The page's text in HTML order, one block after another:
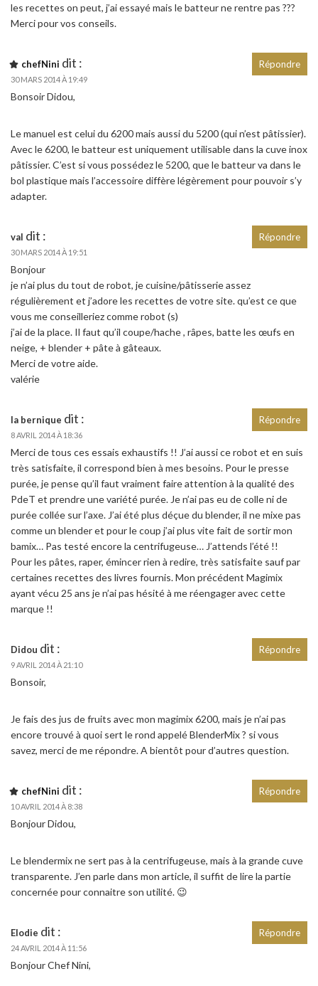
les recettes on peut, j’ai essayé mais le batteur ne rentre pas ???
Merci pour vos conseils.
chefNini dit :
30 MARS 2014 À 19:49
Bonsoir Didou,
Le manuel est celui du 6200 mais aussi du 5200 (qui n’est pâtissier).
Avec le 6200, le batteur est uniquement utilisable dans la cuve inox
pâtissier. C’est si vous possédez le 5200, que le batteur va dans le
bol plastique mais l’accessoire diffère légèrement pour pouvoir s’y
adapter.
Répondre
val dit :
30 MARS 2014 À 19:51
Bonjour
je n’ai plus du tout de robot, je cuisine/pâtisserie assez
régulièrement et j’adore les recettes de votre site. qu’est ce que
vous me conseilleriez comme robot (s)
j’ai de la place. Il faut qu’il coupe/hache , râpes, batte les œufs en
neige, + blender + pâte à gâteaux.
Merci de votre aide.
valérie
Répondre
la bernique dit :
8 AVRIL 2014 À 18:36
Merci de tous ces essais exhaustifs !! J’ai aussi ce robot et en suis
très satisfaite, il correspond bien à mes besoins. Pour le presse
purée, je pense qu’il faut vraiment faire attention à la qualité des
PdeT et prendre une variété purée. Je n’ai pas eu de colle ni de
purée collée sur l’axe. J’ai été plus déçue du blender, il ne mixe pas
comme un blender et pour le coup j’ai plus vite fait de sortir mon
bamix… Pas testé encore la centrifugeuse… J’attends l’été !!
Pour les pâtes, raper, émincer rien à redire, très satisfaite sauf par
certaines recettes des livres fournis. Mon précédent Magimix
ayant vécu 25 ans je n’ai pas hésité à me réengager avec cette
marque !!
Répondre
Didou dit :
9 AVRIL 2014 À 21:10
Bonsoir,
Je fais des jus de fruits avec mon magimix 6200, mais je n’ai pas
encore trouvé à quoi sert le rond appelé BlenderMix ? si vous
savez, merci de me répondre. A bientôt pour d’autres question.
Répondre
chefNini dit :
10 AVRIL 2014 À 8:38
Bonjour Didou,
Le blendermix ne sert pas à la centrifugeuse, mais à la grande cuve
transparente. J’en parle dans mon article, il suffit de lire la partie
concernée pour connaitre son utilité. 😉
Répondre
Elodie dit :
24 AVRIL 2014 À 11:56
Bonjour Chef Nini,
Répondre